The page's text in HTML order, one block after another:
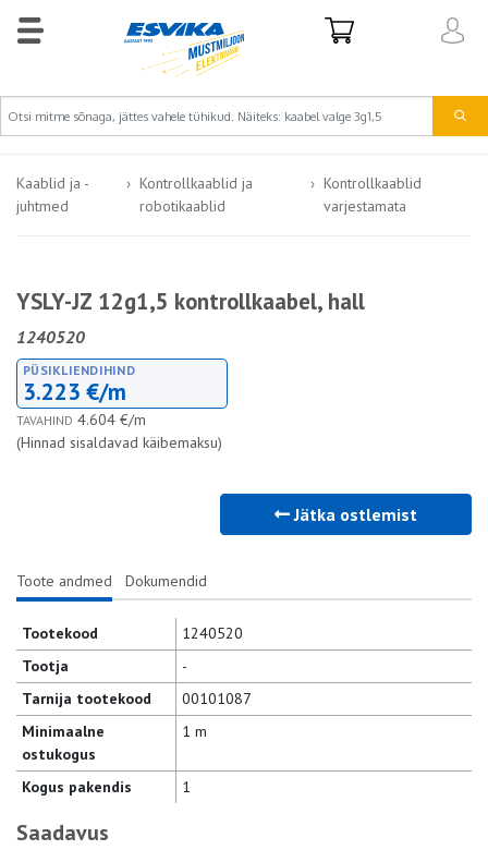
Kaablid ja -
juhtmed
Kontrollkaablid ja
robotikaablid
Kontrollkaablid
varjestamata
YSLY-JZ 12g1,5 kontrollkaabel, hall
1240520
PÜSIKLIENDIHIND
3.223 €/m
TAVAHIND 4.604 €/m
(Hinnad sisaldavad käibemaksu)
Jätka ostlemist
Toote andmed Dokumendid
Tootekood
1240520
Tootja
-
Tarnija tootekood
00101087
Minimaalne
ostukogus
1 m
Kogus pakendis 1
Saadavus